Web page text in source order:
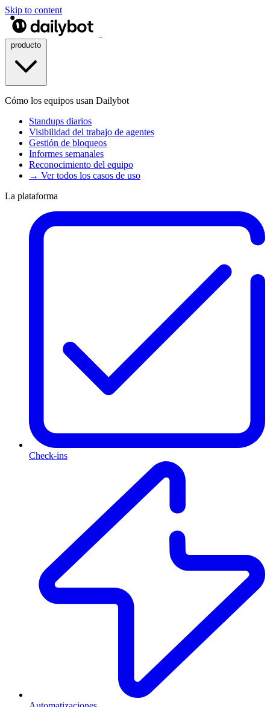
Skip to content
Cómo los equipos usan Dailybot
Standups diarios
Visibilidad del trabajo de agentes
Gestión de bloqueos
Informes semanales
Reconocimiento del equipo
→ Ver todos los casos de uso
La plataforma
Check-ins